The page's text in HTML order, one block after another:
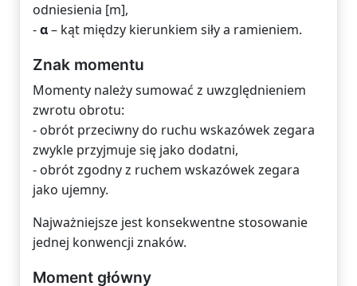
odniesienia [m],
-α– kąt między kierunkiem siły a ramieniem.
Znak momentu
Momenty należy sumować z uwzględnieniem
zwrotu obrotu:
- obrót przeciwny do ruchu wskazówek zegara
zwykle przyjmuje się jako dodatni,
- obrót zgodny z ruchem wskazówek zegara
jako ujemny.
Najważniejsze jest konsekwentne stosowanie
jednej konwencji znaków.
Moment główny